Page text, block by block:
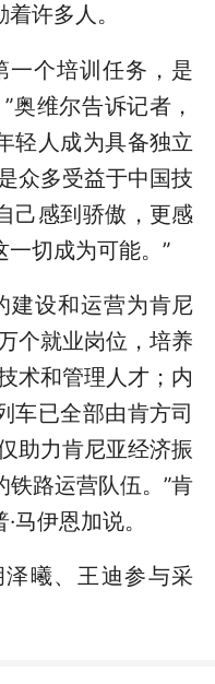
许多人。
个培训任务，是
奥维尔告诉记者，
轻人成为具备独立
众多受益于中国技
己感到骄傲，更感
切成为可能。”
设和运营为肯尼
个就业岗位，培养
术和管理人才；内
车已全部由肯方司
助力肯尼亚经济振
路运营队伍。”肯
马伊恩加说。
曦、王迪参与采